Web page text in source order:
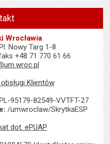
Wrocławia
Nowy Targ 1-8
+48 71 770 61 66
Klientów
95179-82549-VVTFT-27
/umwroclaw/SkrytkaESP
dot. ePUAP